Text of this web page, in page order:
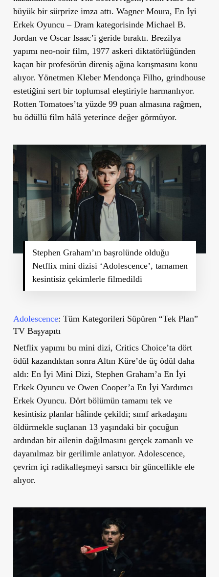
büyük bir sürprize imza attı. Wagner Moura, En İyi
Erkek Oyuncu – Dram kategorisinde Michael B.
Jordan ve Oscar Isaac’i geride bıraktı. Brezilya
yapımı neo-noir film, 1977 askeri diktatörlüğünden
kaçan bir profesörün direniş ağına karışmasını konu
alıyor. Yönetmen Kleber Mendonça Filho, grindhouse
estetiğini sert bir toplumsal eleştiriyle harmanlıyor.
Rotten Tomatoes’ta yüzde 99 puan almasına rağmen,
bu ödüllü film hâlâ yeterince değer görmüyor.
Stephen Graham’ın başrolünde olduğu
Netflix mini dizisi ‘Adolescence’, tamamen
kesintisiz çekimlerle filmedildi
Adolescence: Tüm Kategorileri Süpüren “Tek Plan”
TV Başyapıtı
Netflix yapımı bu mini dizi, Critics Choice’ta dört
ödül kazandıktan sonra Altın Küre’de üç ödül daha
aldı: En İyi Mini Dizi, Stephen Graham’a En İyi
Erkek Oyuncu ve Owen Cooper’a En İyi Yardımcı
Erkek Oyuncu. Dört bölümün tamamı tek ve
kesintisiz planlar hâlinde çekildi; sınıf arkadaşını
öldürmekle suçlanan 13 yaşındaki bir çocuğun
ardından bir ailenin dağılmasını gerçek zamanlı ve
dayanılmaz bir gerilimle anlatıyor. Adolescence,
çevrim içi radikalleşmeyi sarsıcı bir güncellikle ele
alıyor.